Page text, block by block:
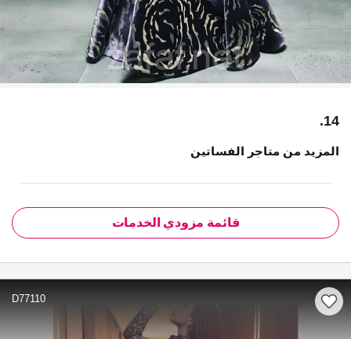
14.
المزيد من متاجر الفساتين
قائمة مزودي الخدمات
D77110